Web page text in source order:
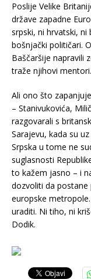
Poslije Velike
države zapadne
srpski, ni hrvatski,
bošnjački političari.
Baščaršije napravili
traže njihovi mentori.
Ali ono što
– Stanivukovića,
razgovarali s
Sarajevu, kada su
Srpska u tome ne
suglasnosti
to kažem jasno – i
dozvoliti da postane
europske
uraditi. Ni tiho, ni
Dodik.